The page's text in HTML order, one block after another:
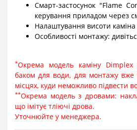
Смарт-застосунок "Flame
керування приладом через
Налаштування висоти каміна
Особливості монтажу:
*Окрема модель каміну Dimplex
баком для води, для монтажу вже
місцях, куди неможливо підвести
**Окрема модель з дровами:
що імітує тліючі дрова.
Уточнюйте у менеджера.